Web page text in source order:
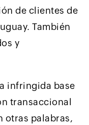
de clientes de
También
y
infringida base
transaccional
otras palabras,